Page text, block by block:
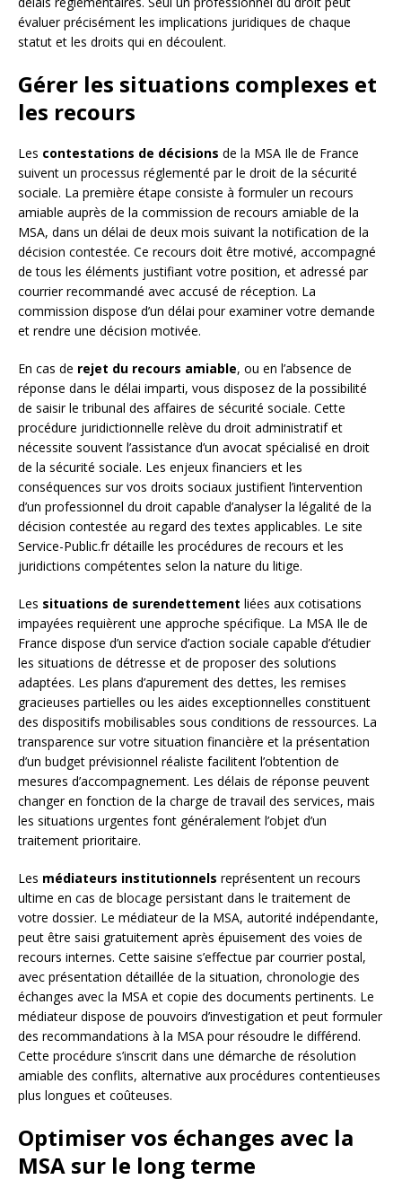
évaluer précisément les implications juridiques de chaque
statut et les droits qui en découlent.
Gérer les situations complexes et
les recours
Les contestations de décisions de la MSA Ile de France
suivent un processus réglementé par le droit de la sécurité
sociale. La première étape consiste à formuler un recours
amiable auprès de la commission de recours amiable de la
MSA, dans un délai de deux mois suivant la notification de la
décision contestée. Ce recours doit être motivé, accompagné
de tous les éléments justifiant votre position, et adressé par
courrier recommandé avec accusé de réception. La
commission dispose d’un délai pour examiner votre demande
et rendre une décision motivée.
En cas de rejet du recours amiable, ou en l’absence de
réponse dans le délai imparti, vous disposez de la possibilité
de saisir le tribunal des affaires de sécurité sociale. Cette
procédure juridictionnelle relève du droit administratif et
nécessite souvent l’assistance d’un avocat spécialisé en droit
de la sécurité sociale. Les enjeux financiers et les
conséquences sur vos droits sociaux justifient l’intervention
d’un professionnel du droit capable d’analyser la légalité de la
décision contestée au regard des textes applicables. Le site
Service-Public.fr détaille les procédures de recours et les
juridictions compétentes selon la nature du litige.
Les situations de surendettement liées aux cotisations
impayées requièrent une approche spécifique. La MSA Ile de
France dispose d’un service d’action sociale capable d’étudier
les situations de détresse et de proposer des solutions
adaptées. Les plans d’apurement des dettes, les remises
gracieuses partielles ou les aides exceptionnelles constituent
des dispositifs mobilisables sous conditions de ressources. La
transparence sur votre situation financière et la présentation
d’un budget prévisionnel réaliste facilitent l’obtention de
mesures d’accompagnement. Les délais de réponse peuvent
changer en fonction de la charge de travail des services, mais
les situations urgentes font généralement l’objet d’un
traitement prioritaire.
Les médiateurs institutionnels représentent un recours
ultime en cas de blocage persistant dans le traitement de
votre dossier. Le médiateur de la MSA, autorité indépendante,
peut être saisi gratuitement après épuisement des voies de
recours internes. Cette saisine s’effectue par courrier postal,
avec présentation détaillée de la situation, chronologie des
échanges avec la MSA et copie des documents pertinents. Le
médiateur dispose de pouvoirs d’investigation et peut formuler
des recommandations à la MSA pour résoudre le différend.
Cette procédure s’inscrit dans une démarche de résolution
amiable des conflits, alternative aux procédures contentieuses
plus longues et coûteuses.
Optimiser vos échanges avec la
MSA sur le long terme